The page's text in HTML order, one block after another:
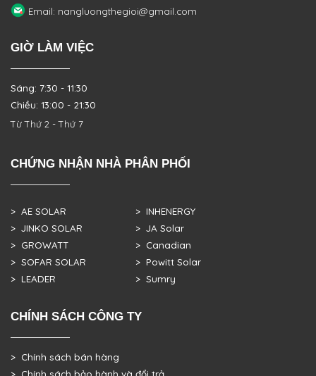
Email: nangluongthegioi@gmail.com
GIỜ LÀM VIỆC
Sáng: 7:30 - 11:30
Chiều: 13:00 - 21:30
Từ Thứ 2 - Thứ 7
CHỨNG NHẬN NHÀ PHÂN PHỐI
> AE SOLAR
> JINKO SOLAR
> GROWATT
> SOFAR SOLAR
> LEADER
> INHENERGY
> JA Solar
> Canadian
> Powitt Solar
> Sumry
CHÍNH SÁCH CÔNG TY
> Chính sách bán hàng